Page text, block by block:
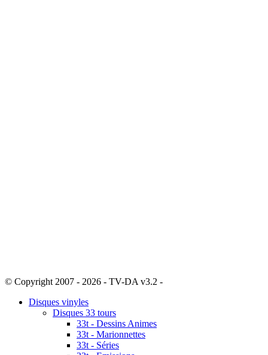
© Copyright 2007 - 2026 - TV-DA v3.2 -
Disques vinyles
Disques 33 tours
33t - Dessins Animes
33t - Marionnettes
33t - Séries